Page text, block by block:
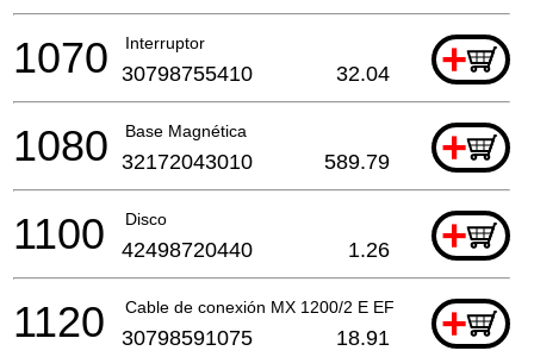
Interruptor +
1070 30798755410 32.04
Base Magnética +
1080 32172043010 589.79
Disco +
1100 42498720440 1.26
Cable de conexión MX 1200/2 E EF +
1120 30798591075 18.91